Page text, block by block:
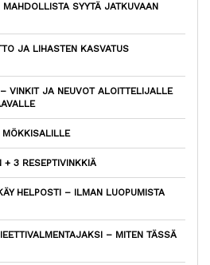
SYYTÄ JATKUVAAN
JA LIHASTEN KASVATUS
VINKIT JA NEUVOT ALOITTELIJALLE
MÖKKISALILLE
+ 3 RESEPTIVINKKIÄ
HELPOSTI – ILMAN LUOPUMISTA
– MITEN TÄSSÄ